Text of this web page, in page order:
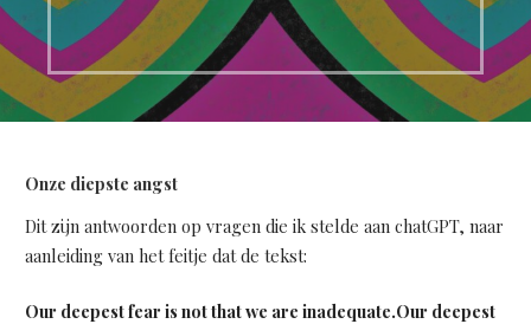
Onze diepste angst
Dit zijn antwoorden op vragen die ik stelde aan chatGPT, naar
aanleiding van het feitje dat de tekst:
Our deepest fear is not that we are inadequate.Our deepest